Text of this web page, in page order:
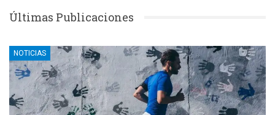
Últimas Publicaciones
NOTICIAS